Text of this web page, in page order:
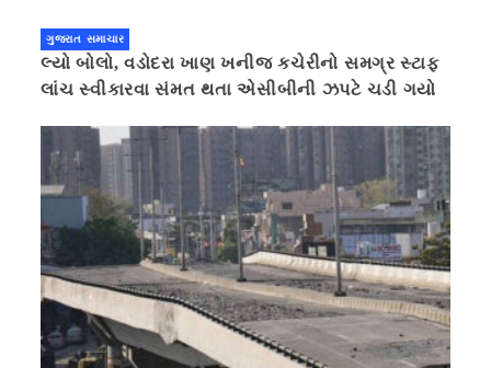
ગુજરાત સમાચાર
લ્યો બોલો, વડોદરા ખાણ ખનીજ કચેરીનો સમગ્ર સ્ટાફ
લાંચ સ્વીકારવા સંમત થતા એસીબીની ઝપટે ચડી ગયો